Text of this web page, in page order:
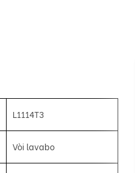
L1114T3
Vòi lavabo